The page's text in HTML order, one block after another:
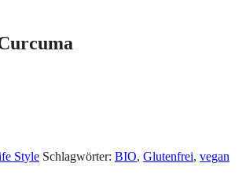
Style Schlagwörter: BIO, Glutenfrei, vegan